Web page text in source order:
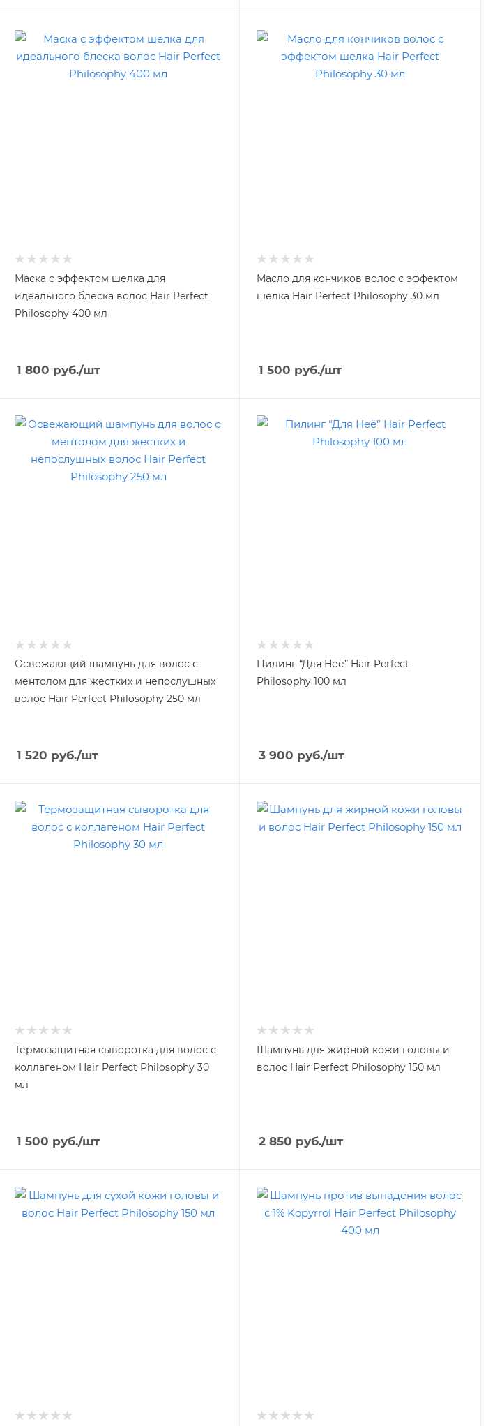
Маска с эффектом шелка для
идеального блеска волос Hair Perfect
Philosophy 400 мл
1 800 руб./шт
Масло для кончиков волос с эффектом
шелка Hair Perfect Philosophy 30 мл
1 500 руб./шт
Освежающий шампунь для волос с
ментолом для жестких и непослушных
волос Hair Perfect Philosophy 250 мл
1 520 руб./шт
Пилинг “Для Неё” Hair Perfect
Philosophy 100 мл
3 900 руб./шт
Термозащитная сыворотка для волос с
коллагеном Hair Perfect Philosophy 30
мл
1 500 руб./шт
Шампунь для жирной кожи головы и
волос Hair Perfect Philosophy 150 мл
2 850 руб./шт